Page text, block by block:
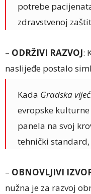
potrebe
zdravstvenoj
– ODRŽIVI RAZVOJ:
naslijeđe postalo
Kada Gradska
evropske
panela na svoj
tehnički
– OBNOVLJIVI
nužna je za razvoj